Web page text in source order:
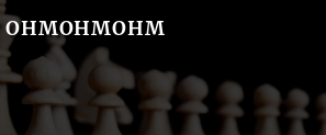
OHMOHMOHM